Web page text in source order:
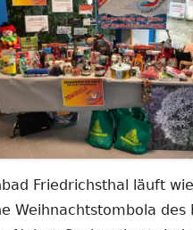
Friedrichsthal läuft
Weihnachtstombola des